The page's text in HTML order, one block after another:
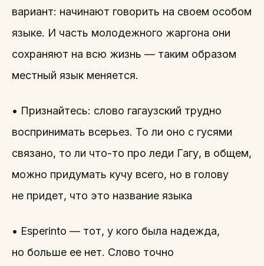
вариант: начинают говорить на своем особом
языке. И часть молодежного жаргона они
сохраняют на всю жизнь — таким образом
местный язык меняется.
• Признайтесь: слово гагаузский трудно
воспринимать всерьез. То ли оно с гусями
связано, то ли что-то про леди Гагу, в общем,
можно придумать кучу всего, но в голову
не придет, что это название языка
• Esperinto — тот, у кого была надежда,
но больше ее нет. Слово точно